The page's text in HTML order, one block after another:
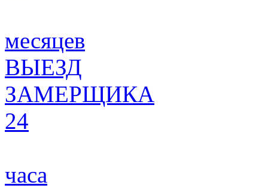
месяцев
ВЫЕЗД
ЗАМЕРЩИКА
24
часа